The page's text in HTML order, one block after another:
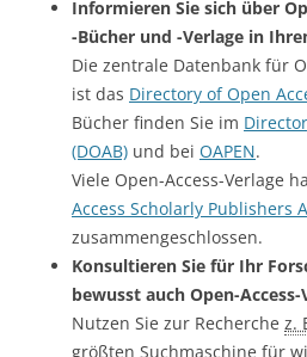
Informieren Sie sich über
-Bücher und -Verlage in
Die zentrale Datenbank für
ist das Directory of Open
Bücher finden Sie im
(DOAB) und bei OAPEN.
Viele Open-Access-Verlage
Access Scholarly Publishers
zusammengeschlossen.
Konsultieren Sie für Ihr
bewusst auch Open-
Nutzen Sie zur Recherche z.
größten Suchmaschine für